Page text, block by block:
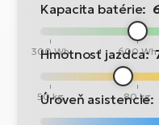
Kapacita batérie:
300 Wh 600 Wh
Hmotnosť jazdca:
50 kg 80 kg
Úroveň asistencie: